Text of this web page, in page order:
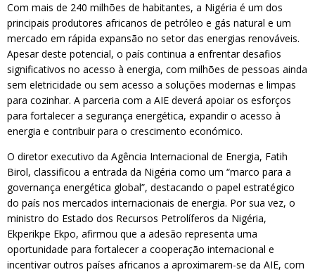
Com mais de 240 milhões de habitantes, a Nigéria é um dos
principais produtores africanos de petróleo e gás natural e um
mercado em rápida expansão no setor das energias renováveis.
Apesar deste potencial, o país continua a enfrentar desafios
significativos no acesso à energia, com milhões de pessoas ainda
sem eletricidade ou sem acesso a soluções modernas e limpas
para cozinhar. A parceria com a AIE deverá apoiar os esforços
para fortalecer a segurança energética, expandir o acesso à
energia e contribuir para o crescimento económico.
O diretor executivo da Agência Internacional de Energia, Fatih
Birol, classificou a entrada da Nigéria como um “marco para a
governança energética global”, destacando o papel estratégico
do país nos mercados internacionais de energia. Por sua vez, o
ministro do Estado dos Recursos Petrolíferos da Nigéria,
Ekperikpe Ekpo, afirmou que a adesão representa uma
oportunidade para fortalecer a cooperação internacional e
incentivar outros países africanos a aproximarem-se da AIE, com